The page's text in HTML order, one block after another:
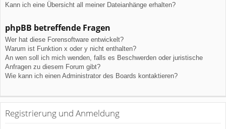
Kann ich eine Übersicht all meiner Dateianhänge erhalten?
phpBB betreffende Fragen
Wer hat diese Forensoftware entwickelt?
Warum ist Funktion x oder y nicht enthalten?
An wen soll ich mich wenden, falls es Beschwerden oder juristische
Anfragen zu diesem Forum gibt?
Wie kann ich einen Administrator des Boards kontaktieren?
Registrierung und Anmeldung